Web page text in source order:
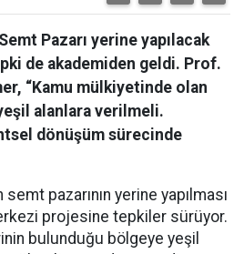
Pazarı yerine yapılacak
de akademiden geldi. Prof.
“Kamu mülkiyetinde olan
alanlara verilmeli.
dönüşüm sürecinde
semt pazarının yerine yapılması
projesine tepkiler sürüyor.
bulunduğu bölgeye yeşil